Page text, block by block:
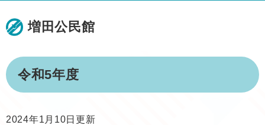
増田公民館
本
文
令和5年度
2024年1月10日更新